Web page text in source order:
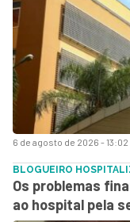
6 de agosto de 2026 - 13:02
BLOGUEIRO
Os problemas
ao hospital pela